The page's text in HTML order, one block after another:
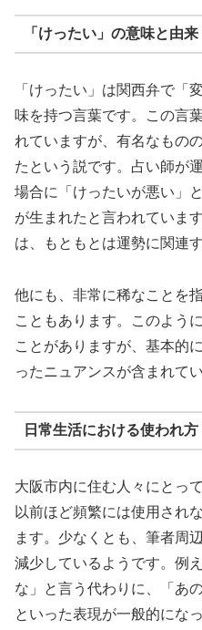
「けったい」の意味と由来
「けったい」は関西弁で「
味を持つ言葉です。この言
れていますが、有名なもの
たという説です。占い師が
場合に「けったいが悪い」
が生まれたと言われていま
は、もともとは運勢に関連
他にも、非常に稀なことを
こともあります。このよう
ことがありますが、基本的
ったニュアンスが含まれてい
日常生活における使われ方
大阪市内に住む人々にとっ
以前ほど頻繁には使用され
ます。少なくとも、筆者周
減少しているようです。例
な」と言う代わりに、「あ
といった表現が一般的にな